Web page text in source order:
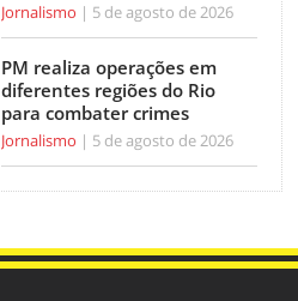
Jornalismo 5 de agosto de 2026
PM realiza operações em
diferentes regiões do Rio
para combater crimes
Jornalismo 5 de agosto de 2026